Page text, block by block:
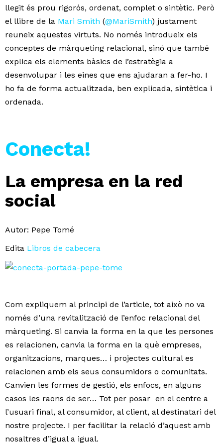
llegit és prou rigorós, ordenat, complet o sintètic. Però
el llibre de la Mari Smith (@MariSmith) justament
reuneix aquestes virtuts. No només introdueix els
conceptes de màrqueting relacional, sinó que també
explica els elements bàsics de l’estratègia a
desenvolupar i les eines que ens ajudaran a fer-ho. I
ho fa de forma actualitzada, ben explicada, sintètica i
ordenada.
Conecta!
La empresa en la red
social
Autor: Pepe Tomé
Edita Libros de cabecera
Com expliquem al principi de l’article, tot això no va
només d’una revitalització de l’enfoc relacional del
màrqueting. Si canvia la forma en la que les persones
es relacionen, canvia la forma en la què empreses,
organitzacions, marques… i projectes cultural es
relacionen amb els seus consumidors o comunitats.
Canvien les formes de gestió, els enfocs, en alguns
casos les raons de ser… Tot per posar en el centre a
l’usuari final, al consumidor, al client, al destinatari del
nostre projecte. I per facilitar la relació d’aquest amb
nosaltres d’igual a igual.